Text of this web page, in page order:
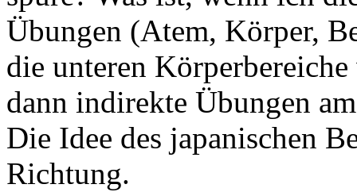
Übungen (Atem, Körper,
die unteren
dann indirekte Übungen
Die Idee des japanischen
Richtung.